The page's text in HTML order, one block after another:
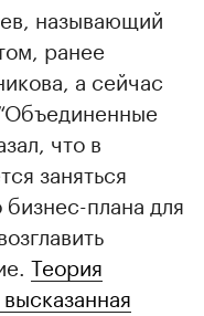
называющий
ранее
а сейчас
что в
заняться
плана для
Теория